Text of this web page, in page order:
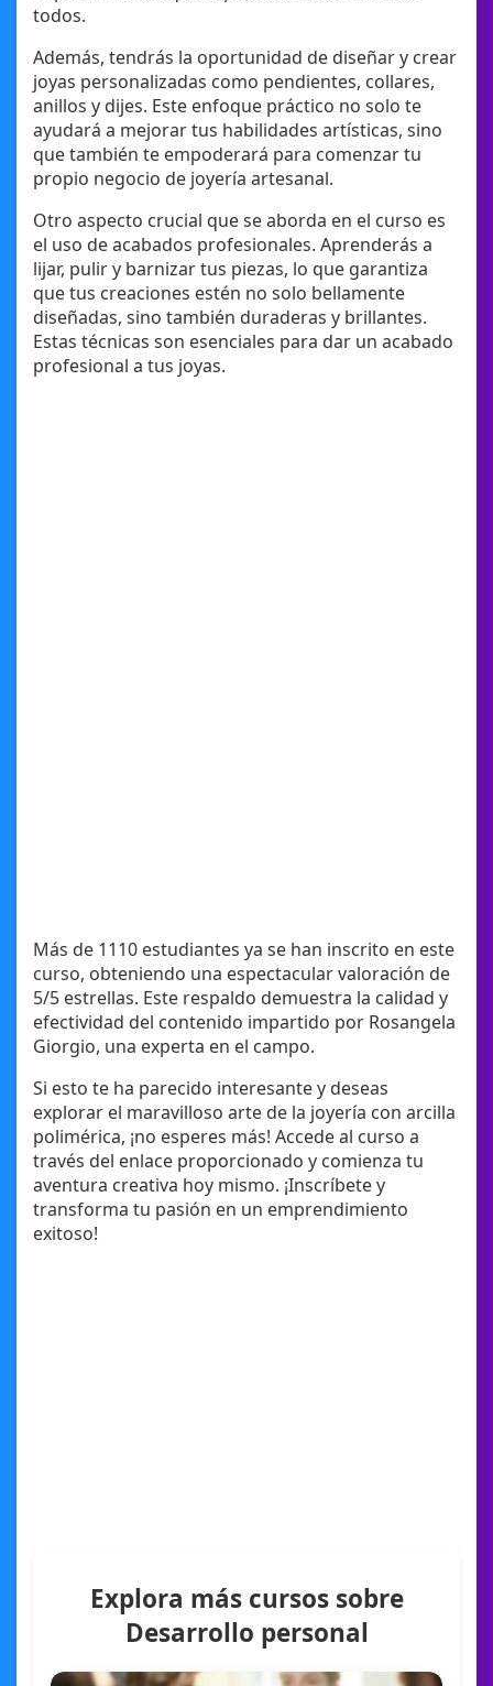
todos.
Además, tendrás la oportunidad de diseñar y crear
joyas personalizadas como pendientes, collares,
anillos y dijes. Este enfoque práctico no solo te
ayudará a mejorar tus habilidades artísticas, sino
que también te empoderará para comenzar tu
propio negocio de joyería artesanal.
Otro aspecto crucial que se aborda en el curso es
el uso de acabados profesionales. Aprenderás a
lijar, pulir y barnizar tus piezas, lo que garantiza
que tus creaciones estén no solo bellamente
diseñadas, sino también duraderas y brillantes.
Estas técnicas son esenciales para dar un acabado
profesional a tus joyas.
Más de 1110 estudiantes ya se han inscrito en este
curso, obteniendo una espectacular valoración de
5/5 estrellas. Este respaldo demuestra la calidad y
efectividad del contenido impartido por Rosangela
Giorgio, una experta en el campo.
Si esto te ha parecido interesante y deseas
explorar el maravilloso arte de la joyería con arcilla
polimérica, ¡no esperes más! Accede al curso a
través del enlace proporcionado y comienza tu
aventura creativa hoy mismo. ¡Inscríbete y
transforma tu pasión en un emprendimiento
exitoso!
Explora más cursos sobre
Desarrollo personal